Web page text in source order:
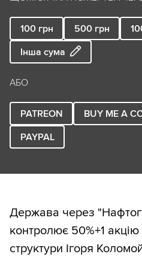
100 грн 500 грн
Інша сума
АБО
PATREON BUY ME A
PAYPAL
Держава через
контролює 50%+1
структури Ігоря